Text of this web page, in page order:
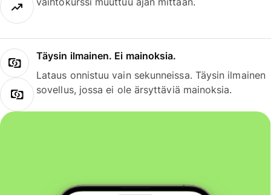
Täysin ilmainen. Ei mainoksia.
Lataus onnistuu vain sekunneissa. Täysin ilmainen
sovellus, jossa ei ole ärsyttäviä mainoksia.